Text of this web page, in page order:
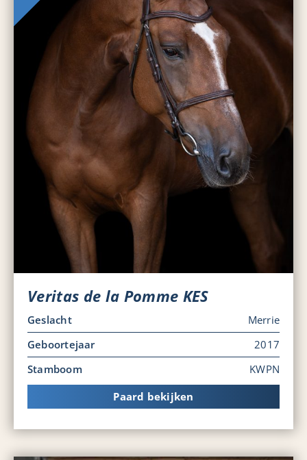
Veritas de la Pomme KES
Geslacht
Merrie
Geboortejaar
2017
Stamboom
KWPN
Paard bekijken